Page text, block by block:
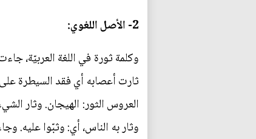
2- الأصل اللغوي:
وكلمة ثورة في اللغة العربيّة،
ثارت أعصابه أي فقد السيطرة
العروس الثور: الهيجان. وثار
وثار به الناس، أي: وثبّوا عليه.